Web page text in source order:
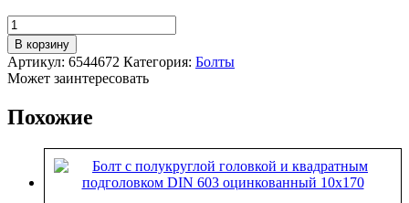
Количество
товара
Болт
с
шестигранной
ГОСТ
В корзину
Артикул: 6544672 Категория: Болты
Может заинтересовать
Похожие